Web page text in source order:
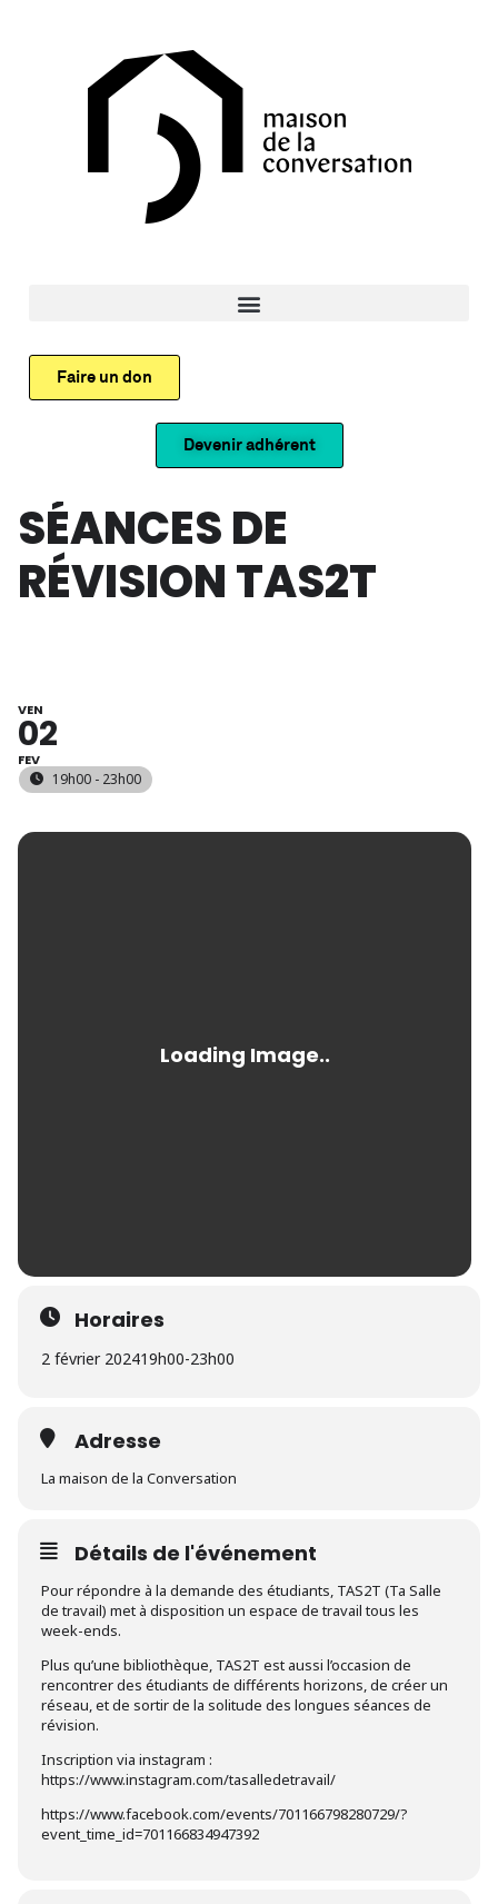
Faire un don
Devenir adhérent
SÉANCES DE
RÉVISION TAS2T
VEN
02
FEV
19h00 - 23h00
Horaires
2 février 202419h00-23h00
Adresse
La maison de la Conversation
Détails de l'événement
Pour répondre à la demande des étudiants, TAS2T (Ta Salle
de travail) met à disposition un espace de travail tous les
week-ends.
Plus qu’une bibliothèque, TAS2T est aussi l’occasion de
rencontrer des étudiants de différents horizons, de créer un
réseau, et de sortir de la solitude des longues séances de
révision.
Inscription via instagram :
https://www.instagram.com/tasalledetravail/
https://www.facebook.com/events/701166798280729/?
event_time_id=701166834947392